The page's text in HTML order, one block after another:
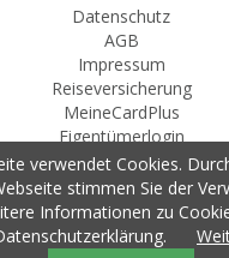
Datenschutz
AGB
Impressum
Reiseversicherung
MeineCardPlus
Eigentümerlogin
2015 Fewo-Zentrale
verwendet Cookies.
stimmen Sie der
Informationen zu